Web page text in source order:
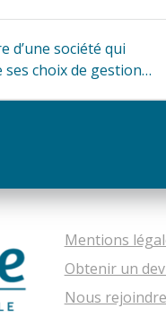
d’une société qui
ses choix de gestion…
Mentions
Obtenir un
Nous rejoindre